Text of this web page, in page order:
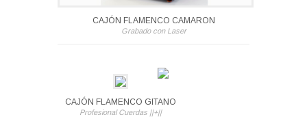
CAJÓN FLAMENCO CAMARON
Grabado con Laser
CAJÓN FLAMENCO GITANO
Profesional Cuerdas ||+||